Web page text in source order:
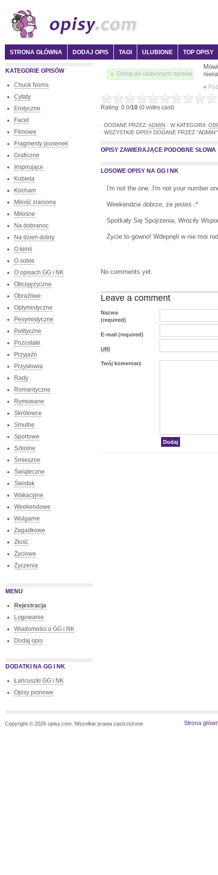
STRONA GŁÓWNA DODAJ OPIS TAGI ULUBIONE TOP OPISY
KATEGORIE OPISÓW
Chuck Norris
Cytaty
Erotyczne
Facet
Filmowe
Fragmenty piosenek
Graficzne
Inspirujące
Kobieta
Kocham
Miłość zraniona
Miłosne
Na dobranoc
Na dzień dobry
O kimś
O sobie
O opisach GG i NK
Obcojęzyczne
Obraźliwe
Optymistyczne
Pesymistyczne
Polityczne
Pozostałe
Przyjaźń
Przysłowia
Rady
Romantyczne
Rymowane
Skrótowce
Smutne
Sportowe
Szkolne
Śmieszne
Świąteczne
Świstak
Wakacyjne
Weekendowe
Wulgarne
Zagadkowe
Złość
Życiowe
Życzenia
MENU
Rejestracja
Logowanie
Wiadomości o GG i NK
Dodaj opis
DODATKI NA GG I NK
Łańcuszki GG i NK
Opisy pionowe
Dodaj do ulubionych opisów
«
Rating: 0.0/10 (0 votes cast)
· DODANE PRZEZ: ADMIN · W KATEGORII:
· WSZYSTKIE OPISY DODANE PRZEZ
OPISY ZAWIERAJĄCE PODOBNE SŁOWA
LOSOWE OPISY NA GG I NK
I'm not the one..I'm not your number
Weekendzie dobrze, że jesteś :*
Spotkały Się Spojrzenia, Wróciły
Życie to gówno! Wdepnęli w nie moi
No comments yet.
Leave a comment
Nazwa
(required)
E-mail (required)
URI
Twój komentarz
Copyright © 2026 opisy.com. Wszelkie prawa zastrzeżone. Strona